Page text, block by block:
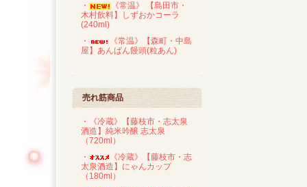
・
《常温》 【島田市・
木村飲料】しずおかコーラ
(240ml)
・
《常温》【森町・中島
屋】あんぱん饅頭(粒あん)
売れ筋商品
・《冷蔵》【藤枝市・志太泉
酒造】純米吟醸 志太泉
（720ml）
・
《冷蔵》【藤枝市・志
太泉酒造】にゃんカップ
（180ml）